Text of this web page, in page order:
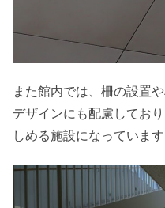
また館内では、柵の設置
デザインにも配慮してお
しめる施設になっています